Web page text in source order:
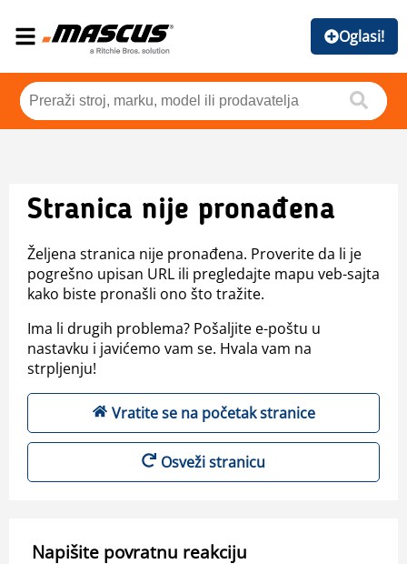
Oglasi!
Stranica nije pronađena
Željena stranica nije pronađena. Proverite da li je
pogrešno upisan URL ili pregledajte mapu veb-sajta
kako biste pronašli ono što tražite.
Ima li drugih problema? Pošaljite e-poštu u
nastavku i javićemo vam se. Hvala vam na
strpljenju!
Vratite se na početak stranice
Osveži stranicu
Napišite povratnu reakciju